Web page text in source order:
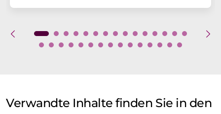
Verwandte Inhalte finden Sie in den